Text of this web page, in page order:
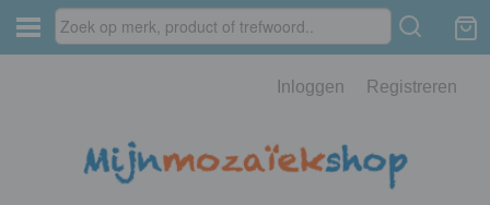
Inloggen Registreren